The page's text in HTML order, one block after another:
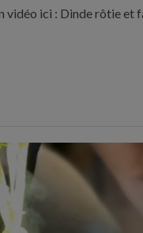
vidéo ici : Dinde rôtie et